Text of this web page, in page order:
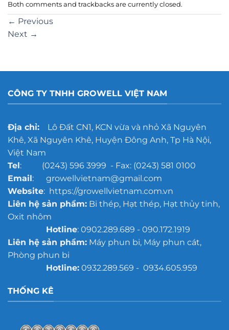
Both comments and trackbacks are currently closed.
← Previous
Next →
CÔNG TY TNHH GROWELL VIỆT NAM
Địa chỉ:Lô Đất CN1, KCN vừa và nhỏ Xã Nguyên
Khê, Xã Nguyên Khê, Huyện Đông Anh, Tp Hà Nội,
Việt Nam
Tel: (0243) 596 3999 - Fax: (0243) 581 0100
Email: growellvietnam@gmail.com
Website: https://growellvietnam.com.vn
Liên hệ sản phẩm:Bi thép, Hạt thép, Hạt thủy tinh,
Oxit nhôm
Hotline: 0902.289.689 - 090.172.1919
Liên hệ sản phẩm:Máy phun bi, Máy phun cát,
Phòng phun bi
Hotline:0932.289.569 - 0934.605.959
THỐNG KÊ